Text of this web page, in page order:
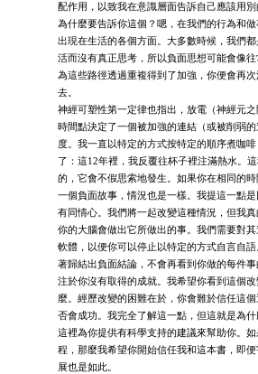
配作用，以致我在意識層面告訴自己應該用
為什麼要告訴你這個？嗯，在我們的行為和
出現在生活的各個方面。大多數時候，我們
活而沒有真正思考，所以負面思想可能會像
為這些路徑透過重複得到了加強，你便會再
去。
神經可塑性第一定律也指出，放電（神經元
時間點決定了一個被加強的連結（或被削弱
度。我一直以特定的方式按特定的順序煮咖
了：這12年裡，我反覆往杯子裡注滿熱水。
的，它會不假思索地發生。如果你在相同的
一個負面故事，情況也是一樣。我提這一點
有同情心。我們將一起改變這種情況，但我
你的大腦會做出它所做出的事。我們需要對
軟體，以便你可以停止以特定的方式自言自
著歸結出負面結論，不會再看到你做的每件
注於你沒有取得的成就。我希望你看到這個
麼。經歷改變的困難在於，你會難於信任這
否會成功。我完全了解這一點，但這就是為
這裡為你提供有科學支持的建議來幫助你。
程，那麼我希望你開始信任我和這本書，即
展也是如此。